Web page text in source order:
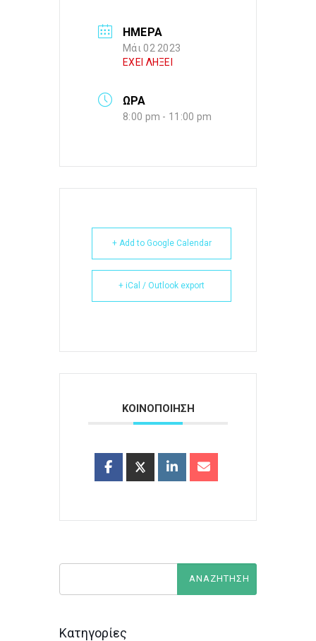
ΗΜΕΡΑ
Μάι 02 2023
ΕΧΕΙ ΛΗΞΕΙ
ΩΡΑ
8:00 pm - 11:00 pm
+ Add to Google Calendar
+ iCal / Outlook export
ΚΟΙΝΟΠΟΙΗΣΗ
Κατηγορίες